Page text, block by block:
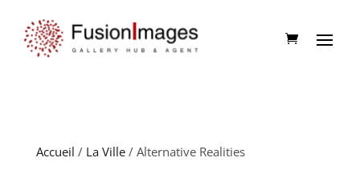
Accueil / La Ville/ Alternative Realities